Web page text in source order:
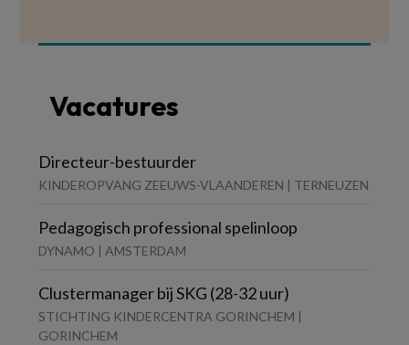
Vacatures
Directeur-bestuurder
KINDEROPVANG ZEEUWS-VLAANDEREN | TERNEUZEN
Pedagogisch professional spelinloop
DYNAMO | AMSTERDAM
Clustermanager bij SKG (28-32 uur)
STICHTING KINDERCENTRA GORINCHEM |
GORINCHEM